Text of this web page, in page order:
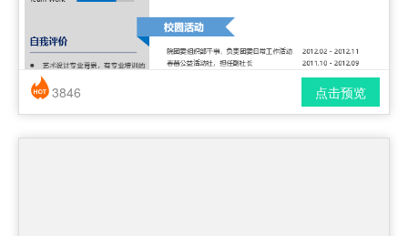
简历风格： 时尚 / 简洁 / 应届生
点击预览
3846